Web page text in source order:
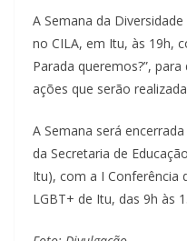
A Semana da
no CILA, em Itu, às 19h,
Parada queremos?”,
ações que serão
A Semana será
da Secretaria de
Itu), com a I Conferência
LGBT+ de Itu, das 9h às